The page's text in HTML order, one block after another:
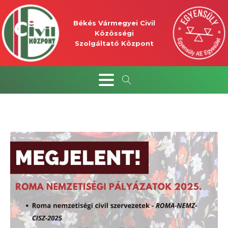
Békés Vármegyei Civil
Közösségi
Szolgáltató Központ